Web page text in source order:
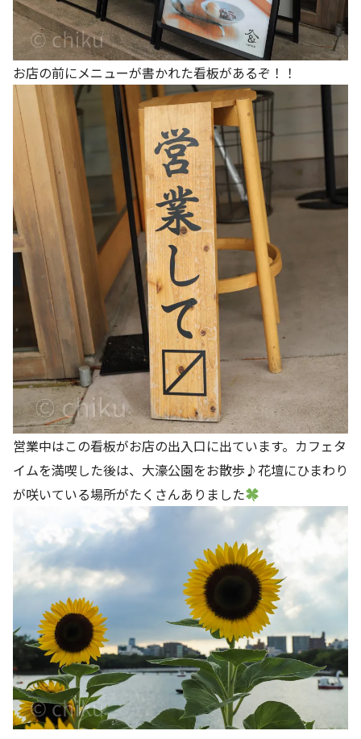
お店の前にメニューが書かれた看板があるぞ！！
営業中はこの看板がお店の出入口に出ています。カフェタ
イムを満喫した後は、大濠公園をお散歩♪花壇にひまわり
が咲いている場所がたくさんありました